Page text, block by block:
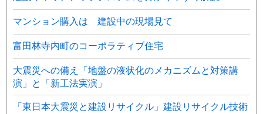
マンション購入は 建設中の現場見て
富田林寺内町のコーポラティブ住宅
大震災への備え「地盤の液状化のメカニズムと対策講
演」と「新工法実演」
「東日本大震災と建設リサイクル」建設リサイクル技術